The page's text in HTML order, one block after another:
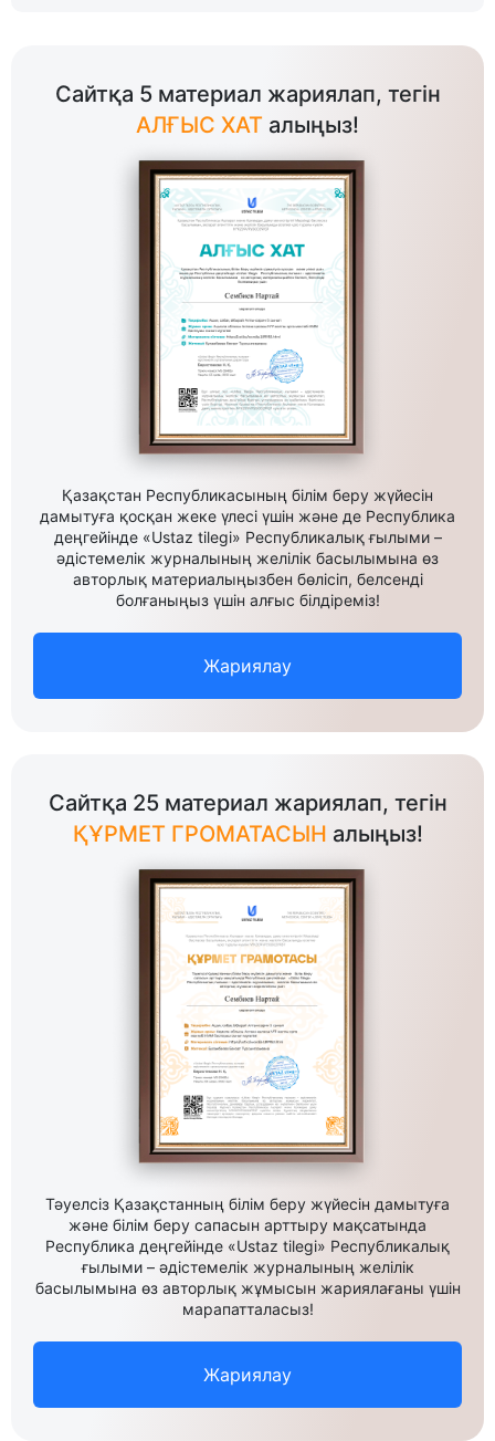
Сайтқа 5 материал жариялап, тегін
АЛҒЫС ХАТ алыңыз!
Қазақстан Республикасының білім беру жүйесін
дамытуға қосқан жеке үлесі үшін және де Республика
деңгейінде «Ustaz tilegi» Республикалық ғылыми –
әдістемелік журналының желілік басылымына өз
авторлық материалыңызбен бөлісіп, белсенді
болғаныңыз үшін алғыс білдіреміз!
Жариялау
Сайтқа 25 материал жариялап, тегін
ҚҰРМЕТ ГРОМАТАСЫН алыңыз!
Тәуелсіз Қазақстанның білім беру жүйесін дамытуға
және білім беру сапасын арттыру мақсатында
Республика деңгейінде «Ustaz tilegi» Республикалық
ғылыми – әдістемелік журналының желілік
басылымына өз авторлық жұмысын жариялағаны үшін
марапатталасыз!
Жариялау